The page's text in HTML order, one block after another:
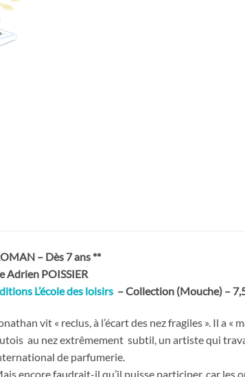
– Dès 7 ans **
Adrien POISSIER
L’école des loisirs – Collection (Mouche) –
vit « reclus, à l’écart des nez fragiles ». Il a
au nez extrêmement subtil, un artiste qui
de parfumerie.
encore faudrait-il qu’il puisse participer, car les